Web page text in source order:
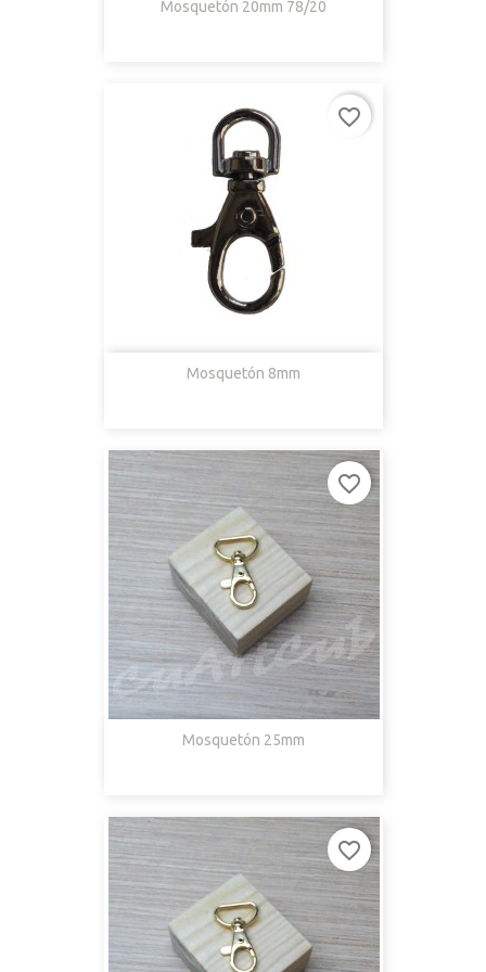
Mosquetón 20mm 78/20
Mosquetón 8mm
favorite_border
Mosquetón 25mm
favorite_border
favorite_border